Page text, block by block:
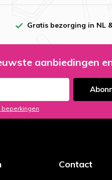
Gratis bezorging in NL
aanbiedingen
Contact